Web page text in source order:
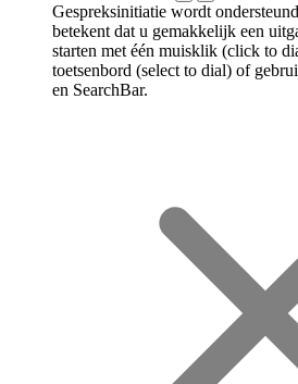
Gespreksinitiatie wordt
betekent dat u gemakkelijk een
starten met één muisklik (click to
toetsenbord (select to dial) of
en SearchBar.